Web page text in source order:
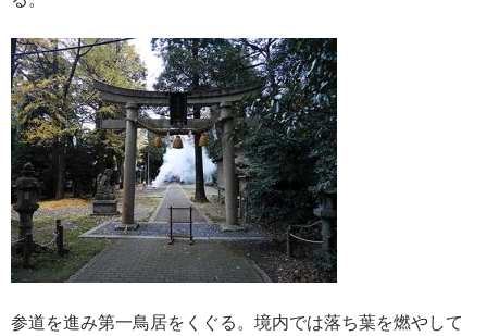
参道を進み第一鳥居をくぐる。境内では落ち葉を燃やして